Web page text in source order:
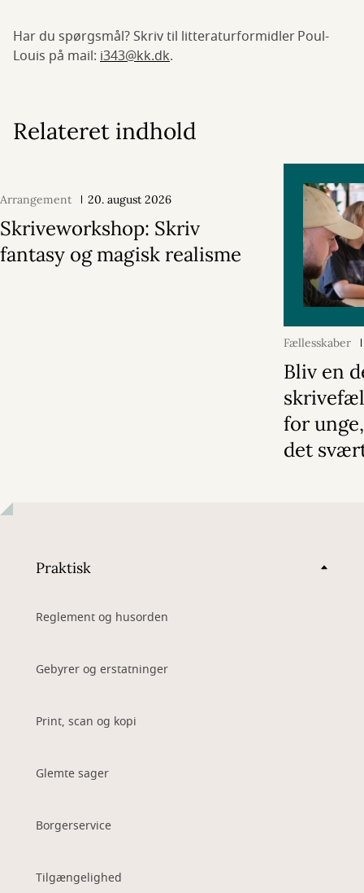
Har du spørgsmål? Skriv til litteraturformidler Poul-
Louis på mail: i343@kk.dk.
Relateret indhold
Arrangement 20. august 2026
Skriveworkshop: Skriv
fantasy og magisk realisme
Fællesskaber
Bliv en
for
det
Praktisk
Reglement og husorden
Gebyrer og erstatninger
Print, scan og kopi
Glemte sager
Borgerservice
Tilgængelighed